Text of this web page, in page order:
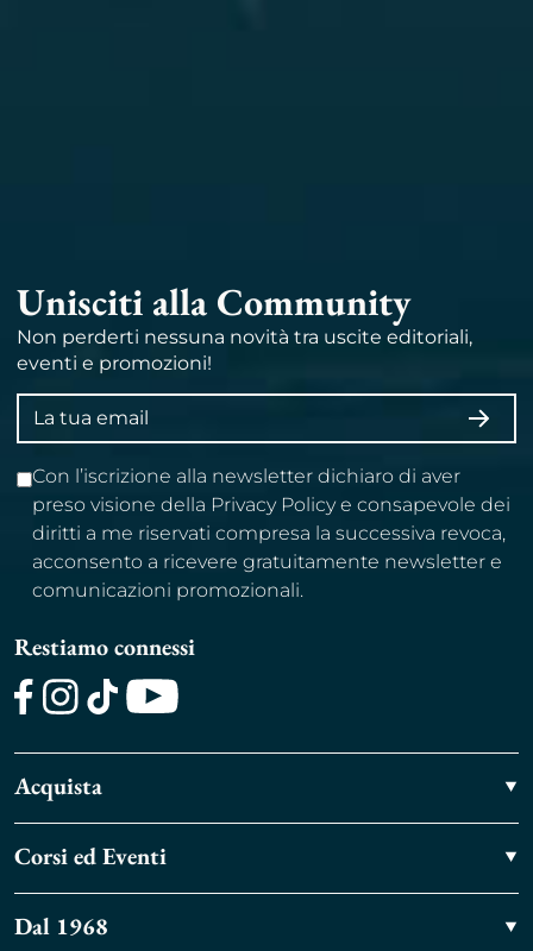
Unisciti alla Community
Non perderti nessuna novità tra uscite editoriali,
eventi e promozioni!
Indirizzo
email
Con l’iscrizione alla newsletter dichiaro di aver
preso visione della Privacy Policy e consapevole dei
diritti a me riservati compresa la successiva revoca,
acconsento a ricevere gratuitamente newsletter e
comunicazioni promozionali.
Restiamo connessi
Acquista
Corsi ed Eventi
Dal 1968